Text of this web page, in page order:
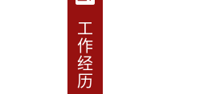
工
作
经
历